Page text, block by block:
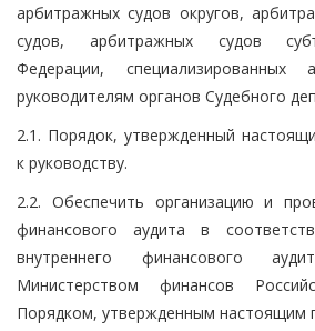
арбитражных судов округов,
судов, арбитражных судов
Федерации, специализированных
руководителям органов Судебного
2.1. Порядок, утвержденный
к руководству.
2.2. Обеспечить организацию и
финансового аудита в
внутреннего финансового
Министерством финансов
Порядком, утвержденным настоящим